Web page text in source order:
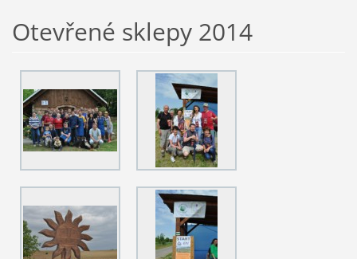
Otevřené sklepy 2014